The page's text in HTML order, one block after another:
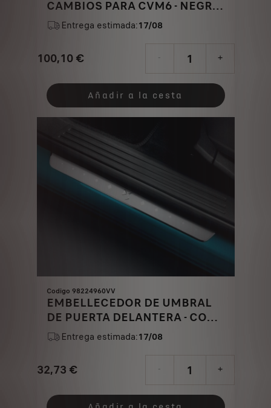
CAMBIOS PARA CVM6 - NEGRO
ONYX DE ZAMAK CROMADO
SATINADO
Entrega estimada:17/08
100,10 €
Price
100,10
- +
Quantity
updated
Añadir a la cesta
Codigo 98224960VV
EMBELLECEDOR DE UMBRAL
DE PUERTA DELANTERA - CON
LOGO DS
Entrega estimada:17/08
32,73 €
Price
- +
Quantity